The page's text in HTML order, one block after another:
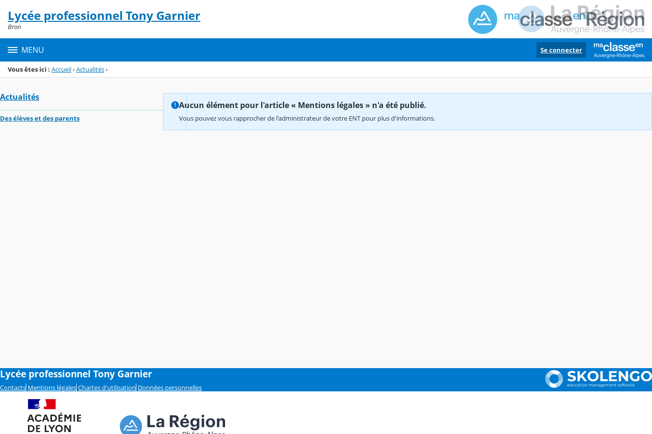
Menu de la rubrique
Contenu
Lycée professionnel Tony Garnier
Bron
MENU Se connecter
Vous êtes ici : Accueil›Actualités›
Actualités
Des élèves et des parents
Aucun élément pour l'article « Mentions légales » n'a été publié.
Vous pouvez vous rapprocher de l'administrateur de votre ENT pour plus d'informations.
Lycée professionnel Tony Garnier
Contacts Mentions légales Chartes d'utilisation Données personnelles